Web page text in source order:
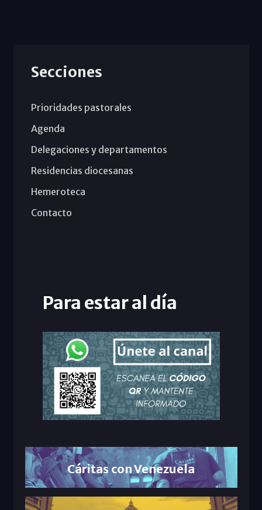
Secciones
Prioridades pastorales
Agenda
Delegaciones y departamentos
Residencias diocesanas
Hemeroteca
Contacto
Para estar al día
Cáritas con Venezuela